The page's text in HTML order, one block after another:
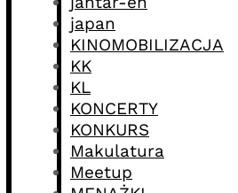
japan
KINOMOBILIZACJA
KK
KL
KONCERTY
KONKURS
Makulatura
Meetup